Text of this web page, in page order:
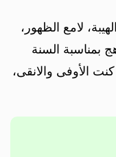
لامع الظهور،
بمناسبة السنة
الأوفى والانقى،